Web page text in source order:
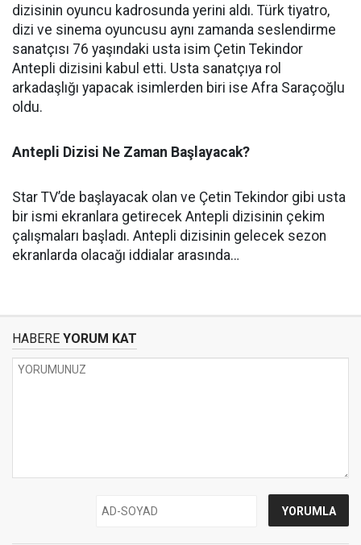
dizisinin oyuncu kadrosunda yerini aldı. Türk tiyatro,
dizi ve sinema oyuncusu aynı zamanda seslendirme
sanatçısı 76 yaşındaki usta isim Çetin Tekindor
Antepli dizisini kabul etti. Usta sanatçıya rol
arkadaşlığı yapacak isimlerden biri ise Afra Saraçoğlu
oldu.
Antepli Dizisi Ne Zaman Başlayacak?
Star TV’de başlayacak olan ve Çetin Tekindor gibi usta
bir ismi ekranlara getirecek Antepli dizisinin çekim
çalışmaları başladı. Antepli dizisinin gelecek sezon
ekranlarda olacağı iddialar arasında…
HABERE YORUM KAT